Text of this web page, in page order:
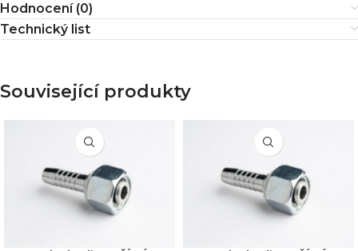
Hodnocení (0)
Technický list
Související produkty